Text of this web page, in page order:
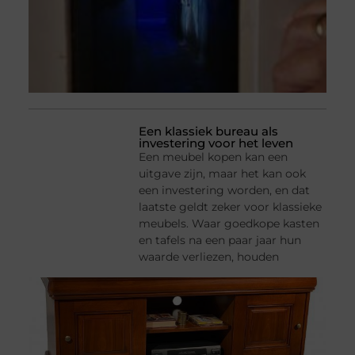
Een klassiek bureau als
investering voor het leven
Een meubel kopen kan een
uitgave zijn, maar het kan ook
een investering worden, en dat
laatste geldt zeker voor klassieke
meubels. Waar goedkope kasten
en tafels na een paar jaar hun
waarde verliezen, houden